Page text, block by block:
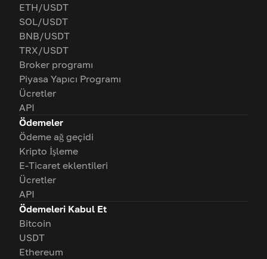
ETH/USDT
SOL/USDT
BNB/USDT
TRX/USDT
Broker programı
Piyasa Yapıcı Programı
Ücretler
API
Ödemeler
Ödeme ağ geçidi
Kripto İşleme
E-Ticaret eklentileri
Ücretler
API
Ödemeleri Kabul Et
Bitcoin
USDT
Ethereum